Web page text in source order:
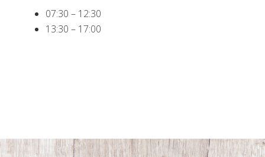
07:30 – 12:30
13:30 – 17:00